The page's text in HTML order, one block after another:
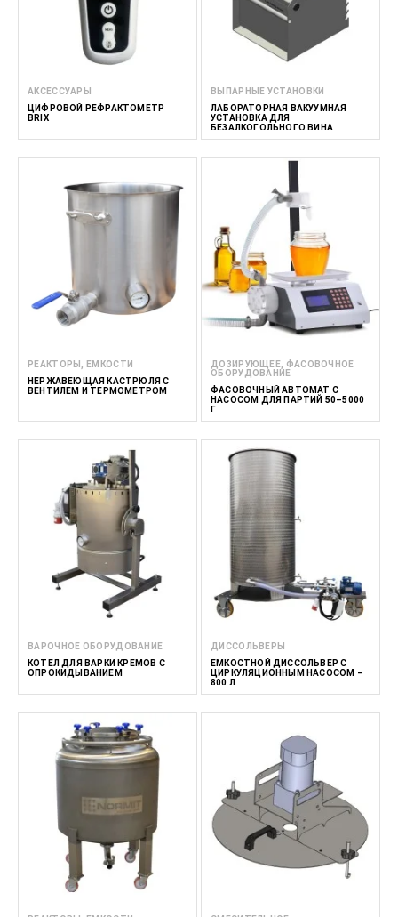
АКСЕССУАРЫ
ЦИФРОВОЙ РЕФРАКТОМЕТР
BRIX
ВЫПАРНЫЕ УСТАНОВКИ
ЛАБОРАТОРНАЯ ВАКУУМНАЯ
УСТАНОВКА ДЛЯ
БЕЗАЛКОГОЛЬНОГО ВИНА
РЕАКТОРЫ, ЕМКОСТИ
НЕРЖАВЕЮЩАЯ КАСТРЮЛЯ С
ВЕНТИЛЕМ И ТЕРМОМЕТРОМ
ДОЗИРУЮЩЕЕ, ФАСОВОЧНОЕ
ОБОРУДОВАНИЕ
ФАСОВОЧНЫЙ АВТОМАТ С
НАСОСОМ ДЛЯ ПАРТИЙ 50–5000
Г
ВАРОЧНОЕ ОБОРУДОВАНИЕ
КОТЕЛ ДЛЯ ВАРКИ КРЕМОВ С
ОПРОКИДЫВАНИЕМ
ДИССОЛЬВЕРЫ
ЕМКОСТНОЙ ДИССОЛЬВЕР С
ЦИРКУЛЯЦИОННЫМ НАСОСОМ –
800 Л